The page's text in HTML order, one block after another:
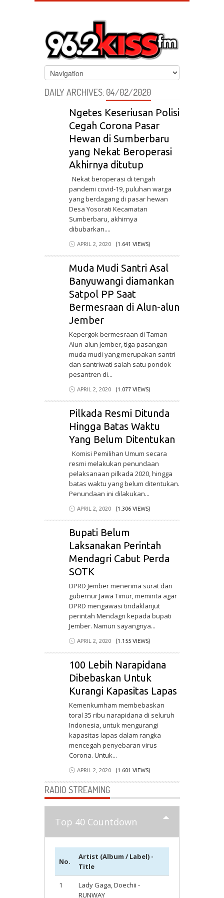
DAILY ARCHIVES: 04/02/2020
Ngetes Keseriusan Polisi
Cegah Corona Pasar
Hewan di Sumberbaru
yang Nekat Beroperasi
Akhirnya ditutup
Nekat beroperasi di tengah
pandemi covid-19, puluhan warga
yang berdagang di pasar hewan
Desa Yosorati Kecamatan
Sumberbaru, akhirnya
dibubarkan....
APRIL 2, 2020 (1.641 VIEWS)
Muda Mudi Santri Asal
Banyuwangi diamankan
Satpol PP Saat
Bermesraan di Alun-alun
Jember
Kepergok bermesraan di Taman
Alun-alun Jember, tiga pasangan
muda mudi yang merupakan santri
dan santriwati salah satu pondok
pesantren di...
APRIL 2, 2020 (1.077 VIEWS)
Pilkada Resmi Ditunda
Hingga Batas Waktu
Yang Belum Ditentukan
Komisi Pemilihan Umum secara
resmi melakukan penundaan
pelaksanaan pilkada 2020, hingga
batas waktu yang belum ditentukan.
Penundaan ini dilakukan...
APRIL 2, 2020 (1.306 VIEWS)
Bupati Belum
Laksanakan Perintah
Mendagri Cabut Perda
SOTK
DPRD Jember menerima surat dari
gubernur Jawa Timur, meminta agar
DPRD mengawasi tindaklanjut
perintah Mendagri kepada bupati
Jember. Namun sayangnya...
APRIL 2, 2020 (1.155 VIEWS)
100 Lebih Narapidana
Dibebaskan Untuk
Kurangi Kapasitas Lapas
Kemenkumham membebaskan
toral 35 ribu narapidana di seluruh
Indonesia, untuk mengurangi
kapasitas lapas dalam rangka
mencegah penyebaran virus
Corona. Untuk...
APRIL 2, 2020 (1.601 VIEWS)
RADIO STREAMING
Top 40 Countdown
No.
Artist (Album / Label) -
Title
1
Lady Gaga, Doechii -
RUNWAY